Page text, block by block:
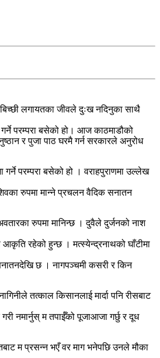
बिच्छी लगायतका जीवले दुःख नदिनुका साथै
परम्परा बसेको हो। आज काठमाडौको
र पुजा पाठ घरमै गर्न सरकारले अनुरोध
परम्परा बसेको हो । वराहपुराणमा उल्लेख
रुपमा मान्ने प्रचलन वैदिक सनातन
रुपमा मानिन्छ । दुवैले दुर्जनको नाश
आकृति रहेको हुन्छ । मत्स्येन्द्रनाथको घाँटीमा
छ । नागपञ्चमी कसरी र किन
तत्काल किसानलाई मार्दा पनि रीसबाट
नमार्नुस् म तपाईँको पूजाआजा गर्छु र दूध
म प्रसन्न भएँ वर माग भनेपछि उनले मौका